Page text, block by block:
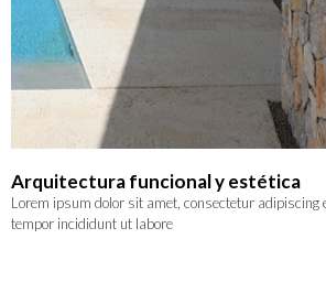
Arquitectura funcional y estética
Lorem ipsum dolor sit amet, consectetur adipiscing
tempor incididunt ut labore